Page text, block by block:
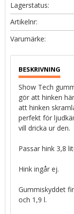
Lagerstatus
Artikelnr
Show Tech
gör att hinken
att hinken
perfekt för
vill dricka ur den.
Passar hink 3,8
Hink ingår ej.
Gummiskyddet
och 1,9 l.